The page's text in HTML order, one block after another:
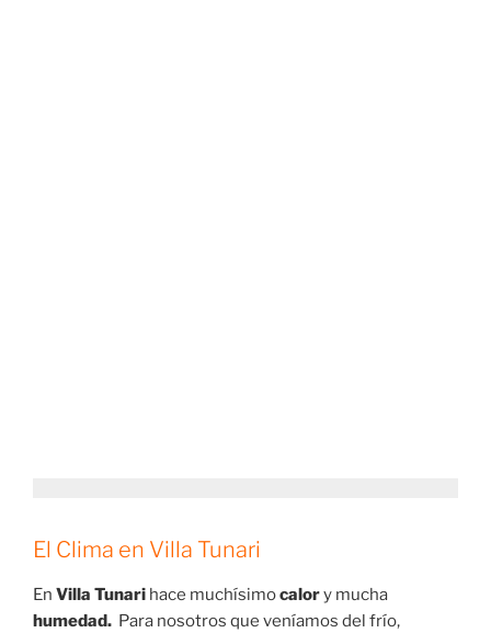
El Clima en Villa Tunari
En Villa Tunari hace muchísimocalory mucha
humedad. Para nosotros que veníamos del frío,